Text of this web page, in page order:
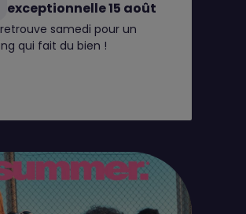
exceptionnelle 15 août
samedi pour un
qui fait du bien !